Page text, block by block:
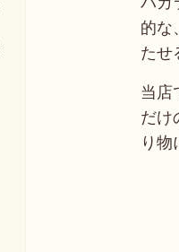
的な
たせ
当店
だけ
り